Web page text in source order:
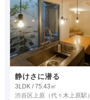
静けさに潜る
3LDK / 75.43㎡
渋谷区上原 （代々木上原駅）